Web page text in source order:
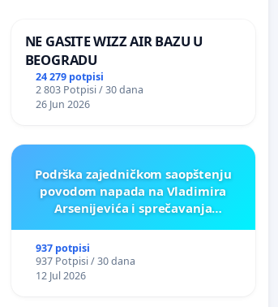
NE GASITE WIZZ AIR BAZU U
BEOGRADU
24 279 potpisi
2 803 Potpisi / 30 dana
26 Jun 2026
Podrška zajedničkom saopštenju
povodom napada na Vladimira
Arsenijevića i sprečavanja
937 potpisi
937 Potpisi / 30 dana
12 Jul 2026